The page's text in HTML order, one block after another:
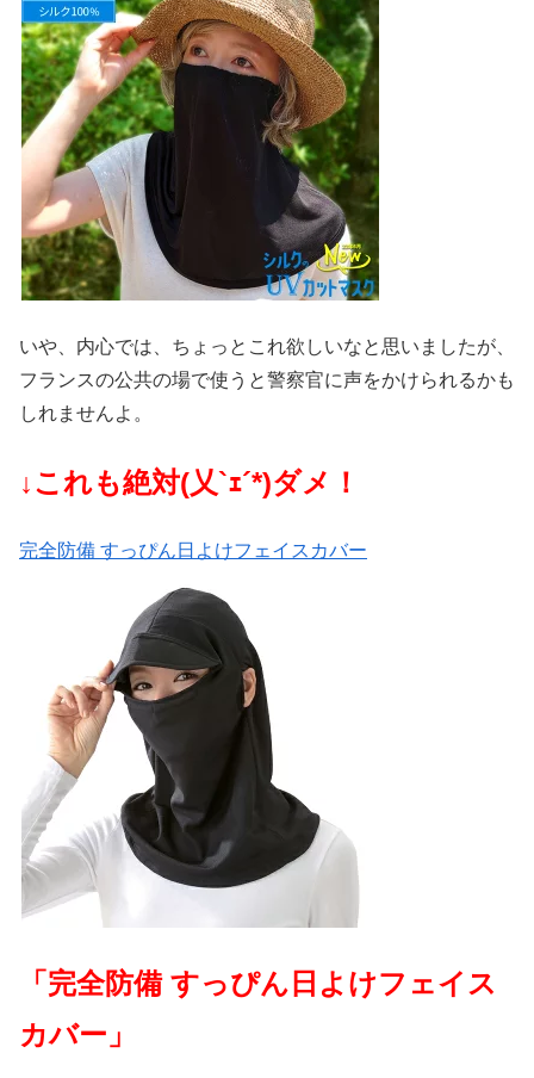
いや、内心では、ちょっとこれ欲しいなと思いましたが、
フランスの公共の場で使うと警察官に声をかけられるかも
しれませんよ。
↓これも絶対(乂`ｪ´*)ダメ！
完全防備 すっぴん日よけフェイスカバー
「完全防備 すっぴん日よけフェイス
カバー」